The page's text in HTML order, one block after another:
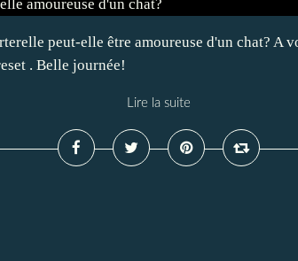
peut-elle être amoureuse d'un chat? A
. Belle journée!
Lire la suite